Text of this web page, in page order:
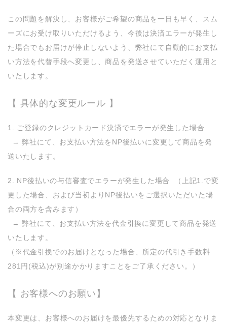
この問題を解決し、お客様がご希望の商品を一日も早く、スム
ーズにお受け取りいただけるよう、今後は決済エラーが発生し
た場合でもお届けが停止しないよう、弊社にて自動的にお支払
い方法を代替手段へ変更し、商品を発送させていただく運用と
いたします。
【 具体的な変更ルール 】
1. ご登録のクレジットカード決済でエラーが発生した場合
→ 弊社にて、お支払い方法をNP後払いに変更して商品を発
送いたします。
2. NP後払いの与信審査でエラーが発生した場合 （上記1.で変
更した場合、および当初よりNP後払いをご選択いただいた場
合の両方を含みます）
→ 弊社にて、お支払い方法を代金引換に変更して商品を発送
いたします。
（※代金引換でのお届けとなった場合、所定の代引き手数料
281円(税込)が別途かかりますことをご了承ください。）
【 お客様へのお願い】
本変更は、お客様へのお届けを最優先するための対応となりま